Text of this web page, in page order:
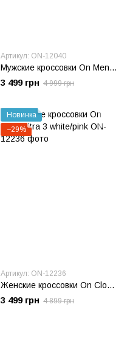
Артикул: ON-12040
Мужские кроссовки On Mens Cloudsurfer Trail 2
3 499 грн 4 999 грн
Новинка
−29%
Артикул: ON-12236
Женские кроссовки On Cloudultra 3 white/pink
3 499 грн 4 899 грн